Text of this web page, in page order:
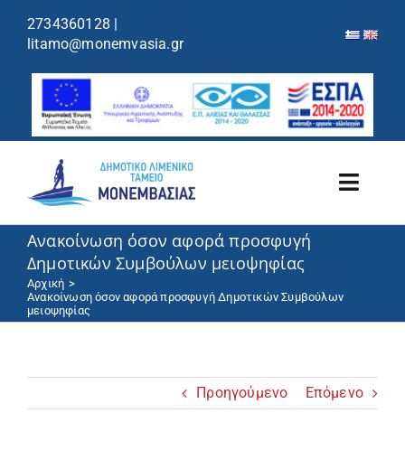
2734360128 |
litamo@monemvasia.gr
Λιμενικό Ταμείο
Λιμάνια/Ελλιμενισμός
Ανακοινώσεις
Ανακοίνωση όσον αφορά προσφυγή
Δημοτικών Συμβούλων μειοψηφίας
Αρχική
Ανακοίνωση όσον αφορά προσφυγή Δημοτικών Συμβούλων
μειοψηφίας
Προηγούμενο Επόμενο